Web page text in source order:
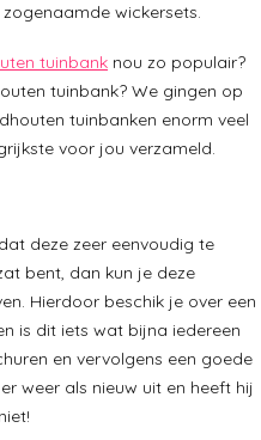
wickersets.
tuinbank nou zo populair?
tuinbank? We gingen op
tuinbanken enorm veel
voor jou verzameld.
deze zeer eenvoudig te
bent, dan kun je deze
Hierdoor beschik je over een
is dit iets wat bijna iedereen
en vervolgens een goede
weer als nieuw uit en heeft hij